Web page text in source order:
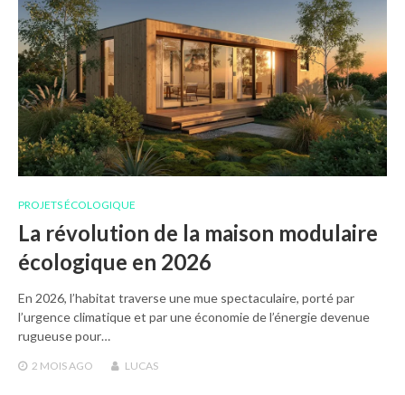
PROJETS ÉCOLOGIQUE
La révolution de la maison modulaire
écologique en 2026
En 2026, l’habitat traverse une mue spectaculaire, porté par
l’urgence climatique et par une économie de l’énergie devenue
rugueuse pour…
2 MOIS AGO LUCAS